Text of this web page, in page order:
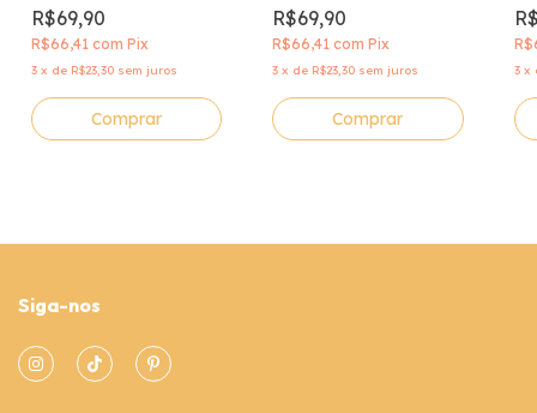
Pôr do Sol
R$69,90
R$66,41 com Pix
3 x de R$23,30 sem juros
Comprar
Brisa Verde
R$69,90
R$66,41com Pix
3 x de R$23,30 sem juros
Comprar
3 x
Siga-nos